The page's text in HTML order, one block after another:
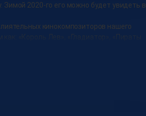
2020-го его можно будет увидеть в
кинокомпозиторов нашего
«Король Лев», «Гладиатор», «Пираты
шествием по всему миру. Под